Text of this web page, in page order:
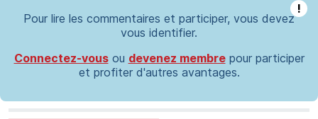
!
Pour lire les commentaires et participer, vous devez
vous identifier.
Connectez-vousou devenez membrepour participer
et profiter d'autres avantages.